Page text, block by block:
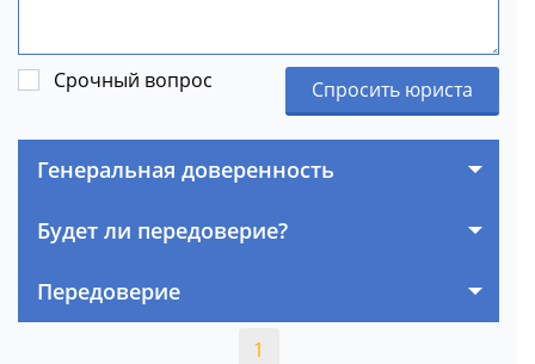
Срочный вопрос Спросить юриста
Генеральная доверенность
Будет ли передоверие?
Передоверие
1